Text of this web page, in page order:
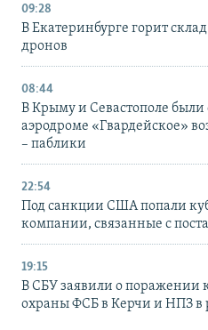
09:28
В Екатеринбурге горит
дронов
08:44
В Крыму и Севастополе
аэродроме «Гвардейское»
– паблики
22:54
Под санкции США попали
компании, связанные с
19:15
В СБУ заявили о поражении
охраны ФСБ в Керчи и НПЗ в